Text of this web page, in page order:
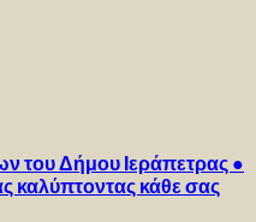
του Δήμου Ιεράπετρας ●
καλύπτοντας κάθε σας